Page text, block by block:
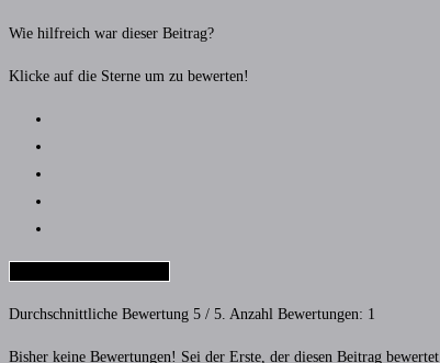
Wie hilfreich war dieser Beitrag?
Klicke auf die Sterne um zu bewerten!
Durchschnittliche Bewertung 5 / 5. Anzahl Bewertungen: 1
Bisher keine Bewertungen! Sei der Erste, der diesen Beitrag bewertet.